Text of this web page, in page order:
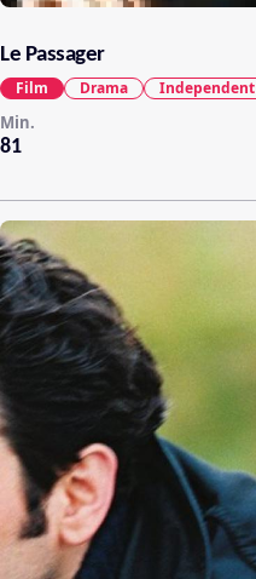
Le Passager
81
Min.
Film Drama Independent